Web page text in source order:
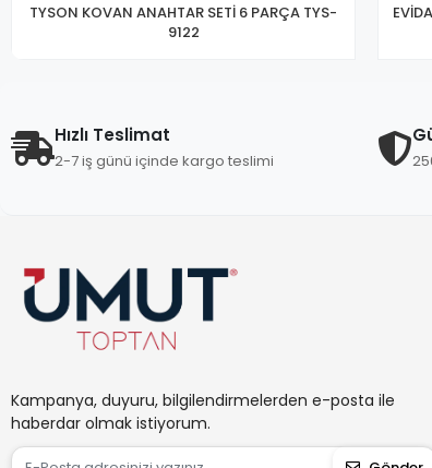
TYSON KOVAN ANAHTAR SETİ 6 PARÇA TYS-
9122
Hızlı Teslimat
2-7 iş günü içinde kargo teslimi
Kampanya, duyuru, bilgilendirmelerden e-posta ile
haberdar olmak istiyorum.